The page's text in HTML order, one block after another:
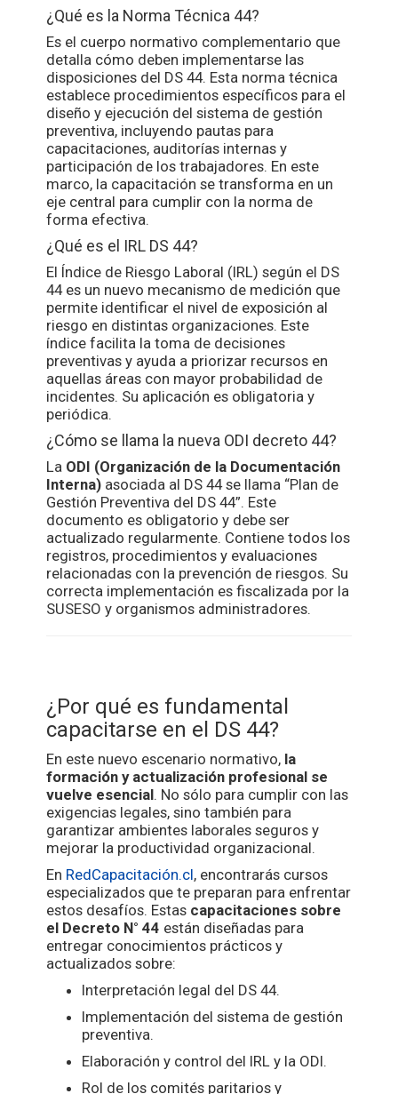
¿Qué es la Norma Técnica 44?
Es el cuerpo normativo complementario que
detalla cómo deben implementarse las
disposiciones del DS 44. Esta norma técnica
establece procedimientos específicos para el
diseño y ejecución del sistema de gestión
preventiva, incluyendo pautas para
capacitaciones, auditorías internas y
participación de los trabajadores. En este
marco, la capacitación se transforma en un
eje central para cumplir con la norma de
forma efectiva.
¿Qué es el IRL DS 44?
El Índice de Riesgo Laboral (IRL) según el DS
44 es un nuevo mecanismo de medición que
permite identificar el nivel de exposición al
riesgo en distintas organizaciones. Este
índice facilita la toma de decisiones
preventivas y ayuda a priorizar recursos en
aquellas áreas con mayor probabilidad de
incidentes. Su aplicación es obligatoria y
periódica.
¿Cómo se llama la nueva ODI decreto 44?
La ODI (Organización de la Documentación
Interna) asociada al DS 44 se llama “Plan de
Gestión Preventiva del DS 44”. Este
documento es obligatorio y debe ser
actualizado regularmente. Contiene todos los
registros, procedimientos y evaluaciones
relacionadas con la prevención de riesgos. Su
correcta implementación es fiscalizada por la
SUSESO y organismos administradores.
¿Por qué es fundamental
capacitarse en el DS 44?
En este nuevo escenario normativo, la
formación y actualización profesional se
vuelve esencial. No sólo para cumplir con las
exigencias legales, sino también para
garantizar ambientes laborales seguros y
mejorar la productividad organizacional.
En RedCapacitación.cl, encontrarás cursos
especializados que te preparan para enfrentar
estos desafíos. Estas capacitaciones sobre
el Decreto N° 44 están diseñadas para
entregar conocimientos prácticos y
actualizados sobre:
Interpretación legal del DS 44.
Implementación del sistema de gestión
preventiva.
Elaboración y control del IRL y la ODI.
Rol de los comités paritarios y